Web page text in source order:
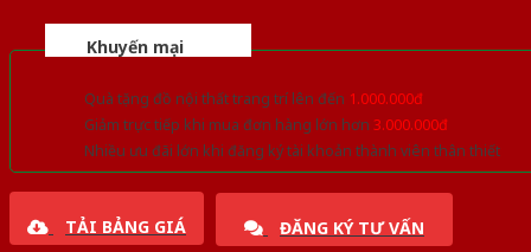
Khuyến mại
Quà tặng đồ nội thất trang trí lên đến 1.000.000đ
Giảm trực tiếp khi mua đơn hàng lớn hơn 3.000.000đ
Nhiều ưu đãi lớn khi đăng ký tài khoản thành viên thân thiết
TẢI BẢNG GIÁ ĐĂNG KÝ TƯ VẤN